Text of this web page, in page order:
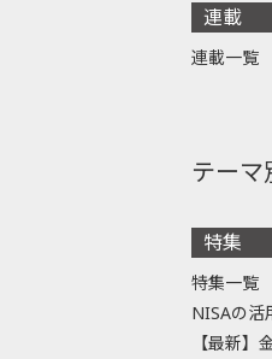
連載
連載一覧
テーマ
特集
特集一覧
NISAの活
【最新】